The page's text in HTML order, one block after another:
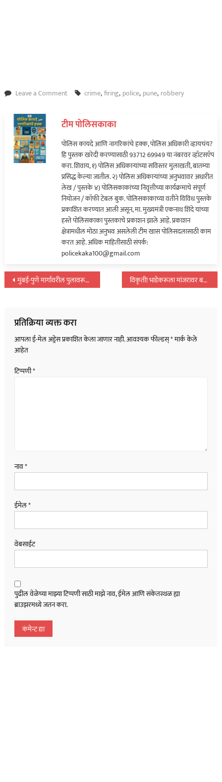
Leave a Commenton
थरार!
व्यावसायिकावर
गोळीबार
अन्
दागिने
लुटले…
crime,firing, police, pune, robbery
टीम पोलिसकाका
पोलिस कायदे आणि नागरिकांचे हक्क, पोलिस अधिकारी व्हायचंय?
हि पुस्तक खरेदी करण्यासाठी 93712 69949 या नंबरवर व्हॉटसऍप
करा. शिवाय, १) पोलिस अधिकाऱ्यांच्या सविस्तर मुलाखती, बातम्या
प्रसिद्ध केल्या जातील. २) पोलिस अधिकाऱ्यांच्या अनुभवावर अधारीत
लेख / पुस्तके ४) पोलिसकाकांच्या निवृत्तीच्या कार्यक्रमाचे संपूर्ण
नियोजन / कॉफी टेबल बुक. पोलिसकाकाच्या वतीने विविध पुस्तके
प्रकाशित करण्यात आली असून, मा. मुख्यमंत्री एकनाथ शिंदे यांच्या
हस्ते पोलिसकाका पुस्तकाचे प्रकाशन झाले आहे. प्रकाशन
क्षेत्रामधील मोठा अनुभव असलेली टीम खास पोलिसदलासाठी काम
करत आहे. अधिक माहितीसाठी संपर्क:
policekaka100@gmail.com
पोस्टचे
मुंबई-पुणे मार्गावरील पुलावरून मोटार पडली रेल्वेवर; तिघांचा मृत्यू… विकृती! भाडेकरूला मांजरावर बलात्कार करताना पकडले रंगेहाथ…
प्रतिक्रिया व्यक्त करा
आपला ई-मेल अड्रेस प्रकाशित केला जाणार नाही.आवश्यक फील्डस्*मार्क केले
आहेत
टिप्पणी*
नाव*
ईमेल*
वेबसाईट
पुढील वेळेच्या माझ्या टिप्पणी साठी माझे नाव, ईमेल आणि संकेतस्थळ ह्या
ब्राउझरमध्ये जतन करा.